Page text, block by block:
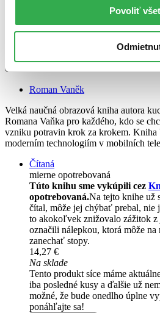
Povoliť
CZ
Roman Vaněk
Velká naučná obrazová kniha autora
Romana Vaňka pro každého, kdo se
vzniku potravin krok za krokem.
moderním technologiím v mobilních
Čítaná
mierne opotrebovaná
Túto knihu sme vykúpili cez
opotrebovaná.Na tejto knihe už
čítal, môže jej chýbať prebal, nie
to akokoľvek znižovalo zážitok z
označili nálepkou, ktorá môže
zanechať stopy.
14,27 €
Na sklade
Tento produkt síce máme
iba posledné kusy a ďalšie už
možné, že bude onedlho úplne
ponáhľajte sa!